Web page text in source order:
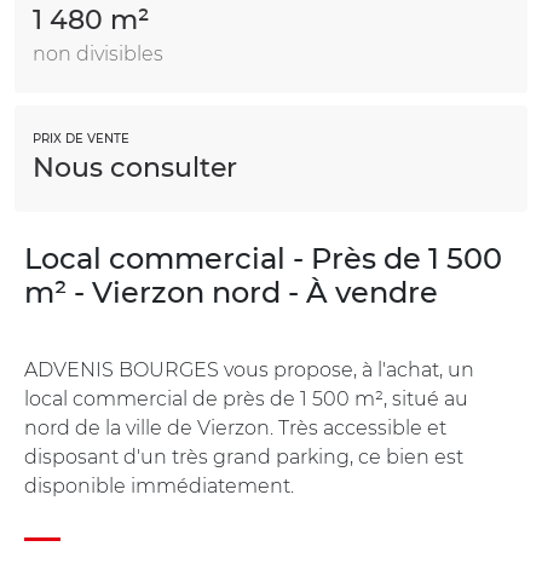
1 480 m²
non divisibles
PRIX DE VENTE
Nous consulter
Local commercial - Près de 1 500
m² - Vierzon nord - À vendre
ADVENIS BOURGES vous propose, à l'achat, un
local commercial de près de 1 500 m², situé au
nord de la ville de Vierzon. Très accessible et
disposant d'un très grand parking, ce bien est
disponible immédiatement.